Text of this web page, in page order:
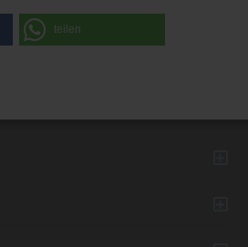
teilen